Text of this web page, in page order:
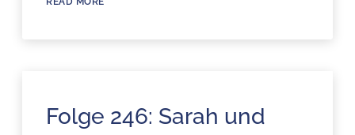
Folge 246: Sarah und